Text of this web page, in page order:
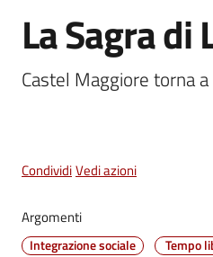
Amministrazione
Servizi
Vivere
Castel
Salta al contenuto
La Sagra di
Castel Maggiore torna
CondividiVedi azioni
Argomenti
Integrazione sociale Tempo